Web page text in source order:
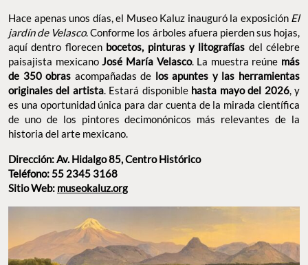
Hace apenas unos días, el Museo Kaluz inauguró la exposición El
jardín de Velasco. Conforme los árboles afuera pierden sus hojas,
aquí dentro florecen bocetos, pinturas y litografías del célebre
paisajista mexicano José María Velasco. La muestra reúne más
de 350 obras acompañadas de los apuntes y las herramientas
originales del artista. Estará disponible hasta mayo del 2026, y
es una oportunidad única para dar cuenta de la mirada científica
de uno de los pintores decimonónicos más relevantes de la
historia del arte mexicano.
Dirección: Av. Hidalgo 85, Centro Histórico
Teléfono: 55 2345 3168
Sitio Web: museokaluz.org